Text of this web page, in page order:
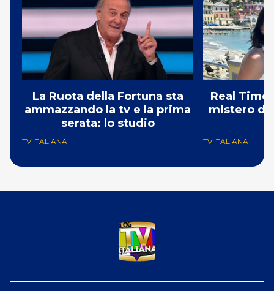
La Ruota della Fortuna sta
ammazzando la tv e la prima
serata: lo studio
TV ITALIANA
Real
mistero
TV ITALIANA